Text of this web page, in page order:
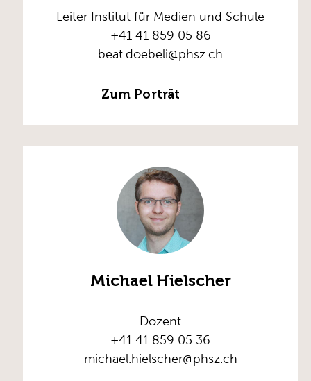
Leiter Institut für Medien und Schule
+41 41 859 05 86
beat.doebeli@phsz.ch
Zum Porträt
Michael Hielscher
Dozent
+41 41 859 05 36
michael.hielscher@phsz.ch